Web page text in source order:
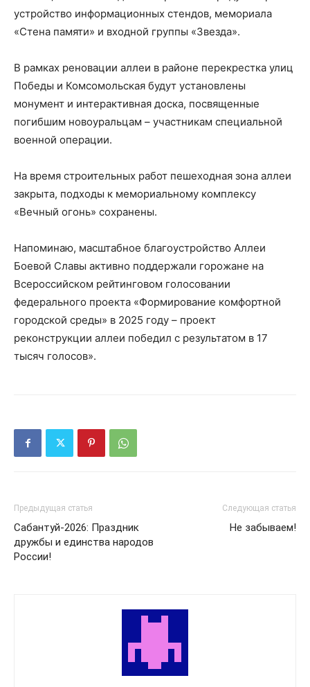
устройство информационных стендов, мемориала
«Стена памяти» и входной группы «Звезда».
В рамках реновации аллеи в районе перекрестка улиц
Победы и Комсомольская будут установлены
монумент и интерактивная доска, посвященные
погибшим новоуральцам – участникам специальной
военной операции.
На время строительных работ пешеходная зона аллеи
закрыта, подходы к мемориальному комплексу
«Вечный огонь» сохранены.
Напоминаю, масштабное благоустройство Аллеи
Боевой Славы активно поддержали горожане на
Всероссийском рейтинговом голосовании
федерального проекта «Формирование комфортной
городской среды» в 2025 году – проект
реконструкции аллеи победил с результатом в 17
тысяч голосов».
Предыдущая статья
Сабантуй-2026: Праздник
дружбы и единства народов
России!
Следующая статья
Не забываем!